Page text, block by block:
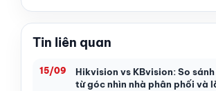
Tin liên quan
15/09
Hikvision vs KBvision: So
từ góc nhìn nhà phân phối và